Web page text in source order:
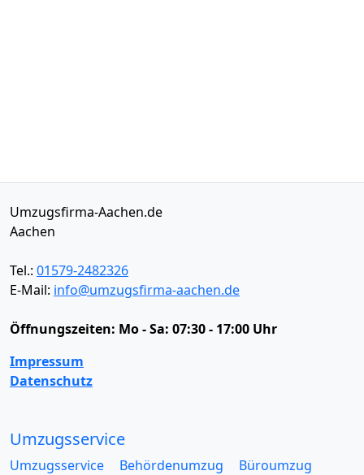
Umzugsfirma-Aachen.de
Aachen
Tel.: 01579-2482326
E-Mail: info@umzugsfirma-aachen.de
Öffnungszeiten: Mo - Sa: 07:30 - 17:00 Uhr
Impressum
Datenschutz
Umzugsservice
Umzugsservice Behördenumzug
Büroumzug